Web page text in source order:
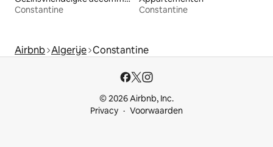
Constantine
Constantine
Airbnb Algerije Constantine
© 2026 Airbnb, Inc.
Privacy
Voorwaarden